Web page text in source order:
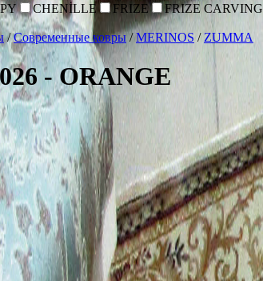
CHENİLLE FRIZE FRIZE CARVING
/Современные ковры/MERINOS / ZUMMA
- ORANGE